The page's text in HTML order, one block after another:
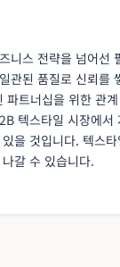
니스 전략을 넘어선
관된 품질로 신뢰를
트너십을 위한 관
텍스타일 시장에
을 것입니다. 텍스
갈 수 있습니다.